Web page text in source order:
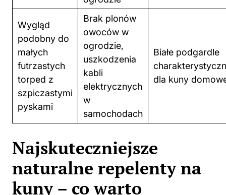
małych
futrzastych
torped z
szpiczastymi
pyskami
owoców w
ogrodzie,
uszkodzenia
kabli
elektrycznych
w
samochodach
dla kuny
Najskuteczniejsze
naturalne repelenty na
kuny – co warto
wypróbować?